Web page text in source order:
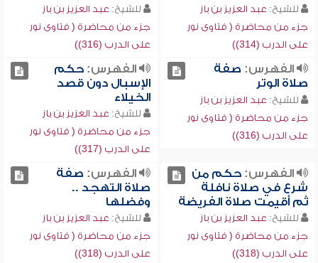
للشيخ: عبد العزيز بن باز
جزء من محاضرة ( فتاوى نور
على الدرب (314))
للشيخ: عبد العزيز بن باز
جزء من محاضرة ( فتاوى نور
على الدرب (316))
الفهرس: صفة
صلاة الوتر
للشيخ: عبد العزيز بن باز
جزء من محاضرة ( فتاوى نور
على الدرب (316))
الفهرس:حكم
الإسبال دون قصد
الخيلاء
للشيخ: عبد العزيز بن باز
جزء من محاضرة ( فتاوى نور
على الدرب (317))
الفهرس:حكم من
شرع في صلاة نافلة
ثم أقيمت صلاة الفريضة
للشيخ: عبد العزيز بن باز
جزء من محاضرة ( فتاوى نور
على الدرب (318))
الفهرس: صفة
صلاة التهجد ..
وفضلها
للشيخ: عبد العزيز بن باز
جزء من محاضرة ( فتاوى نور
على الدرب (318))